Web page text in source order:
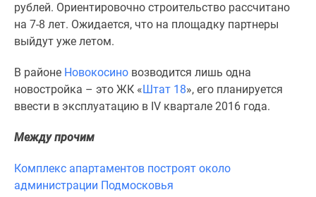
карте
Ипотечный
Семейная
ипотека
Военная
Банки
программы
Медиа
рублей. Ориентировочно строительство рассчитано
на 7-8 лет. Ожидается, что на площадку партнеры
выйдут уже летом.
В районе Новокосино возводится лишь одна
новостройка – это ЖК «Штат 18», его планируется
ввести в эксплуатацию в IV квартале 2016 года.
Между прочим
Комплекс апартаментов построят около
администрации Подмосковья